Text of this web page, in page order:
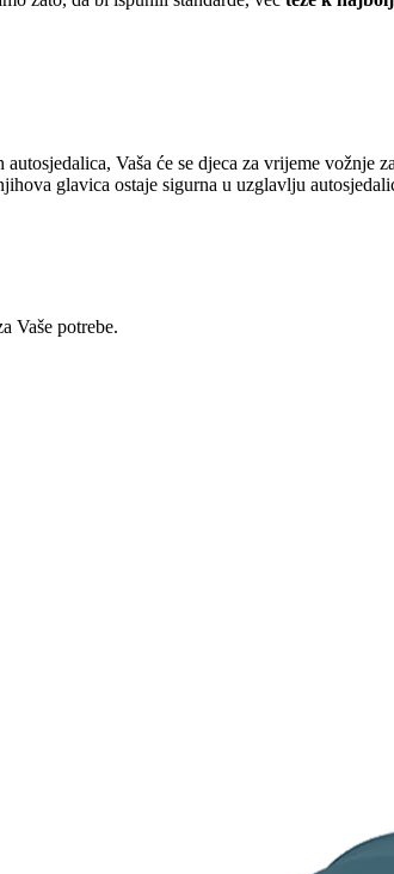
Vaša će se djeca za vrijeme
glavica ostaje sigurna u uzglavlju
Vaše potrebe.